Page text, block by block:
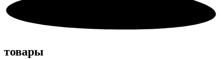
товары